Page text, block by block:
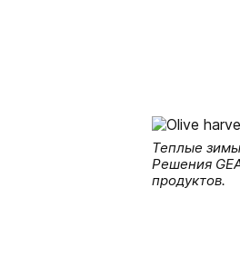
Теплые
Решения
продуктов.